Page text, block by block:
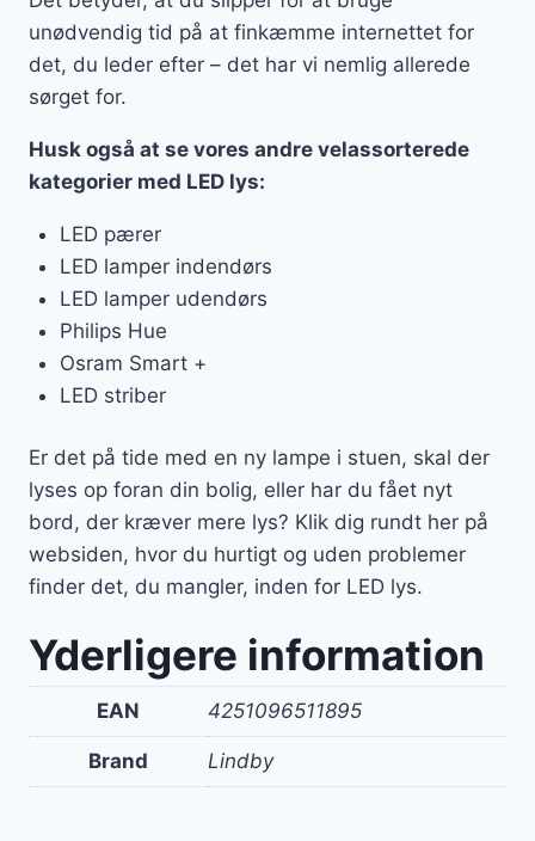
unødvendig tid på at finkæmme internettet for
det, du leder efter – det har vi nemlig allerede
sørget for.
Husk også at se vores andre velassorterede
kategorier med LED lys:
LED pærer
LED lamper indendørs
LED lamper udendørs
Philips Hue
Osram Smart +
LED striber
Er det på tide med en ny lampe i stuen, skal der
lyses op foran din bolig, eller har du fået nyt
bord, der kræver mere lys? Klik dig rundt her på
websiden, hvor du hurtigt og uden problemer
finder det, du mangler, inden for LED lys.
Yderligere information
EAN 4251096511895
Brand Lindby